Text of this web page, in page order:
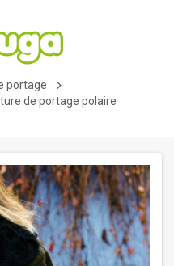
portage
de portage polaire